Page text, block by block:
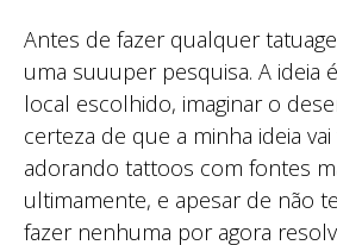
Antes de fazer qualquer
uma suuuper pesquisa. A ideia
local escolhido, imaginar o
certeza de que a minha ideia
adorando tattoos com fontes
ultimamente, e apesar de não
fazer nenhuma por agora